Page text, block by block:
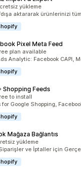
yükleme
aktararak ürünlerinizi
Pixel Meta Feed
plan available
Analytic: Facebook CAPI,
Shopping Feeds
to install
Google Shopping,
Mağaza Bağlantıs
yükleme
ve İptaller için